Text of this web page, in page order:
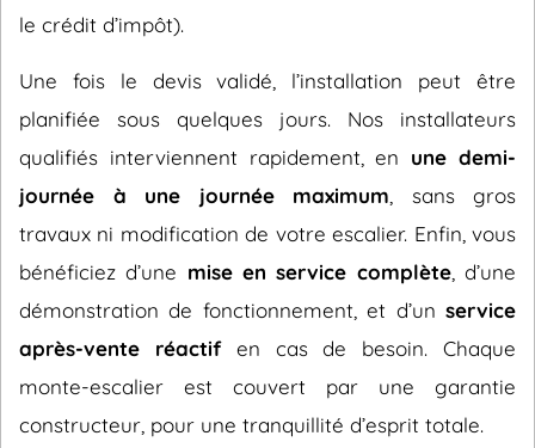
le crédit d’impôt).
Une fois le devis validé, l’installation peut être
planifiée sous quelques jours. Nos installateurs
qualifiés interviennent rapidement, en une demi-
journée à une journée maximum , sans gros
travaux ni modification de votre escalier. Enfin, vous
bénéficiez d’une mise en service complète, d’une
démonstration de fonctionnement, et d’un service
après-vente réactifen cas de besoin. Chaque
monte-escalier est couvert par une garantie
constructeur, pour une tranquillité d’esprit totale.